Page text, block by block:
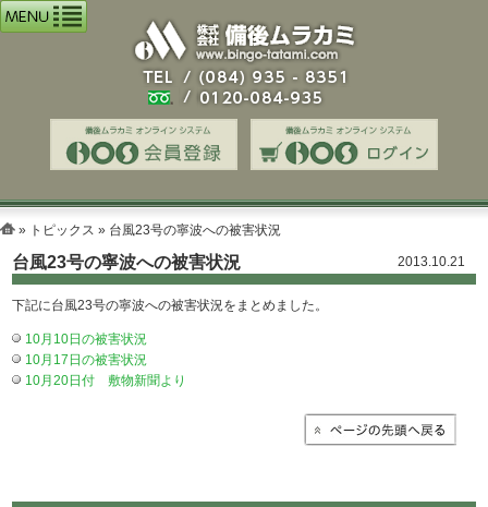
» トピックス » 台風23号の寧波への被害状況
台風23号の寧波への被害状況 2013.10.21
下記に台風23号の寧波への被害状況をまとめました。
10月10日の被害状況
10月17日の被害状況
10月20日付 敷物新聞より